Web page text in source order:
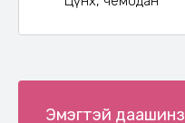
Эмэгтэй даашинз